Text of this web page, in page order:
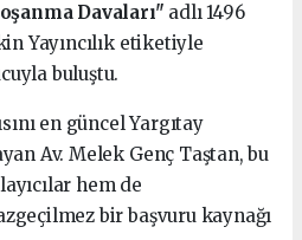
Davaları" adlı 1496
Yayıncılık etiketiyle
buluştu.
en güncel Yargıtay
Av. Melek Genç Taştan, bu
hem de
bir başvuru kaynağı